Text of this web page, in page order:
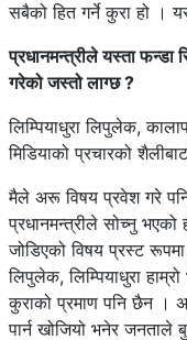
सबैको हित गर्ने कुरा हो ।
प्रधानमन्त्रीले यस्ता फन्डा
गरेको जस्तो लाग्छ ?
लिम्पियाधुरा लिपुलेक,
मिडियाको प्रचारको
मैले अरू विषय प्रवेश गरे
प्रधानमन्त्रीले सोच्नु भएको
जोडिएको विषय प्रस्ट
लिपुलेक, लिम्पियाधुरा
कुराको प्रमाण पनि छैन ।
पार्न खोजियो भनेर